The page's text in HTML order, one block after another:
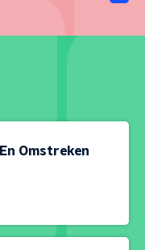
Omstreken